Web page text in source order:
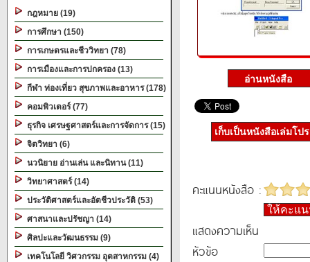
กฎหมาย (19)
การศึกษา (150)
การเกษตรและชีววิทยา (78)
การเมืองและการปกครอง (13)
กีฬา ท่องเที่ยว สุขภาพและอาหาร (178)
คอมพิวเตอร์ (77)
ธุรกิจ เศรษฐศาสตร์และการจัดการ (15)
จิตวิทยา (6)
นวนิยาย อ่านเล่น และนิทาน (11)
วิทยาศาสตร์ (14)
ประวัติศาสตร์และอัตชีวประวัติ (53)
ศาสนาและปรัชญา (14)
ศิลปะและวัฒนธรรม (9)
เทคโนโลยี วิศวกรรม อุตสาหกรรม (4)
เก็บเป็นหนังสือเล่มโป
คะแนนหนังสือ :
ให้คะแ
แสดงความเห็น
หัวข้อ